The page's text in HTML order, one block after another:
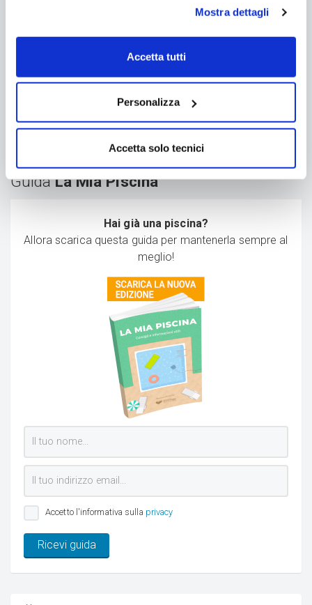
Mostra dettagli
Accetta tutti
Personalizza
Accetta solo tecnici
GuidaLa Mia Piscina
Hai già una piscina?
Allora scarica questa guida per mantenerla sempre al
meglio!
Accetto l'informativa sulla privacy
Ricevi guida